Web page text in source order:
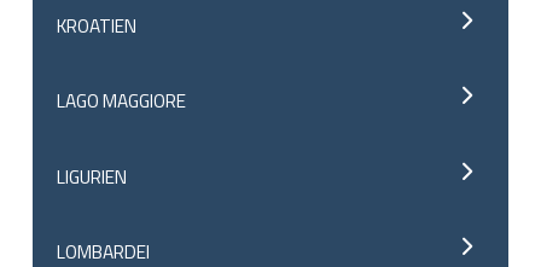
KROATIEN
LAGO MAGGIORE
LIGURIEN
LOMBARDEI